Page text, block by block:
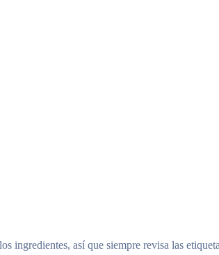
ingredientes, así que siempre revisa las